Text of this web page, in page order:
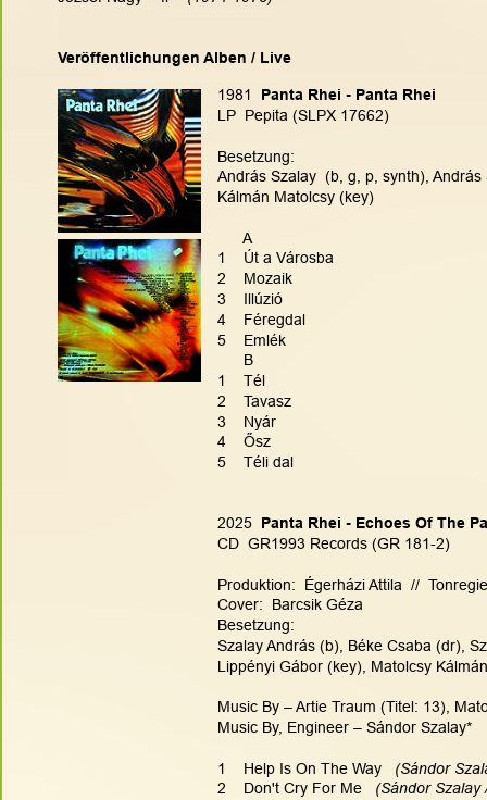
1981
  Panta Rhei - Panta Rhei
LP  Pepita (SLPX 17662)
Besetzung:
András Szalay  (b, g, p, synth),
Kálmán Matolcsy (key)
      A
1    Út a Városba
2    Mozaik
3    Illúzió
4    Féregdal
5    Emlék
      B
1    Tél
2    Tavasz
3    Nyár
4    Ősz
5    Téli dal
2025
Panta Rhei - Echoes Of The
CD  GR1993 Records (GR 181-2)
Produktion:  Égerházi Attila  //
Cover:  Barcsik Géza
Besetzung:
Szalay András (b), Béke Csaba (dr),
Lippényi Gábor (key), Matolcsy
Music By – Artie Traum (Titel: 13),
Music By, Engineer – Sándor Szalay*
1    Help Is On The Way
(Sándor
2    Don't Cry For Me
(Sándor Szalay
Veröffentlichungen Alben / Live